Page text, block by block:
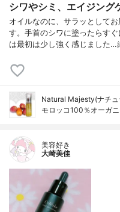
シワやシミ、エイジング
オイルなのに、サラッとして
す。手首のシワに塗ったらす
は最初は少し強く感じました…
Natural Majesty(ナチュ
モロッコ100％オーガ
美容好き
大崎美佳